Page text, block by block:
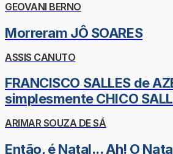
GEOVANI BERNO
Morreram JÔ SOARES
ASSIS CANUTO
FRANCISCO SALLES de
simplesmente CHICO
ARIMAR SOUZA DE SÁ
Então, é Natal... Ah! O